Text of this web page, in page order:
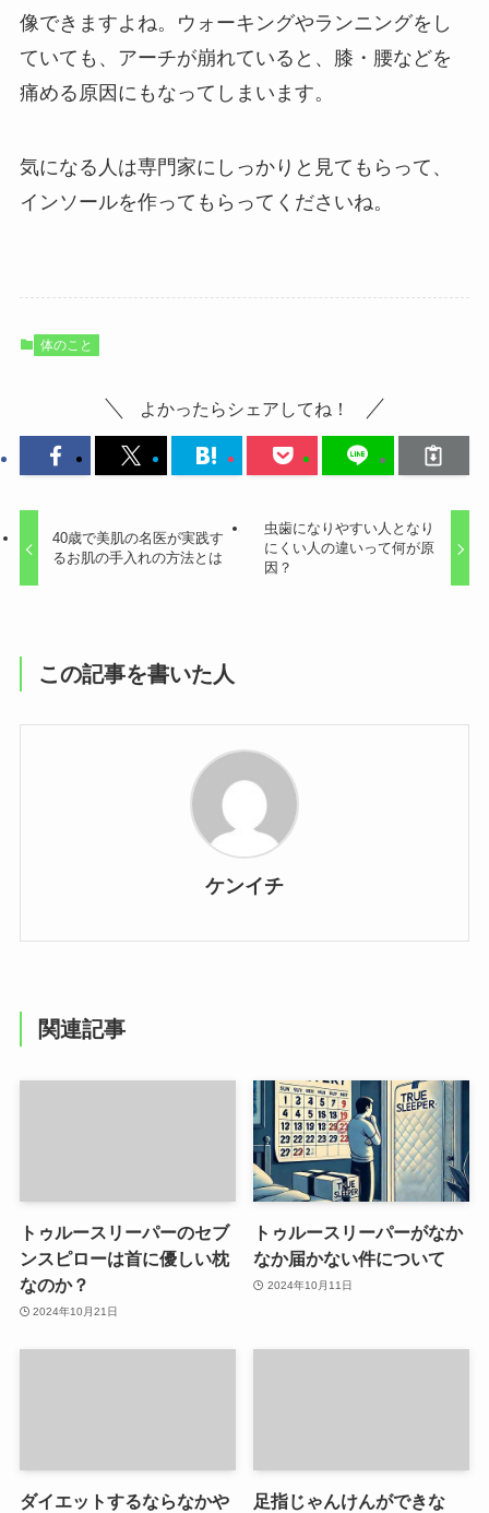
像できますよね。ウォーキングやランニングをし
ていても、アーチが崩れていると、膝・腰などを
痛める原因にもなってしまいます。
気になる人は専門家にしっかりと見てもらって、
インソールを作ってもらってくださいね。
体のこと
よかったらシェアしてね！
40歳で美肌の名医が実践す
るお肌の手入れの方法とは
虫歯になりやすい人となり
にくい人の違いって何が原
因？
この記事を書いた人
ケンイチ
関連記事
トゥルースリーパーのセブ
ンスピローは首に優しい枕
なのか？
2024年10月21日
トゥルースリーパーがなか
なか届かない件について
2024年10月11日
ダイエットするならなかや 足指じゃんけんができな